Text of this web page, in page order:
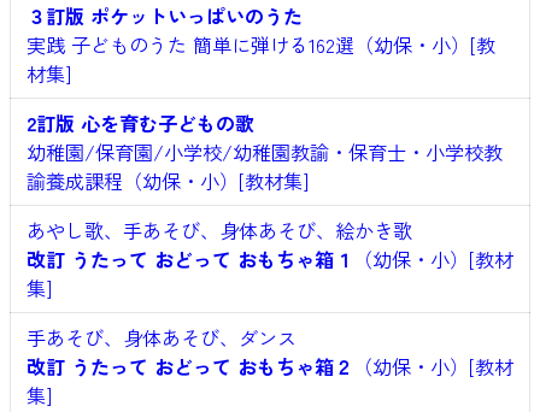
３訂版 ポケットいっぱいのうた
実践 子どものうた 簡単に弾ける162選（幼保・小）[教
材集]
2訂版 心を育む子どもの歌
幼稚園/保育園/小学校/幼稚園教諭・保育士・小学校教
諭養成課程（幼保・小）[教材集]
あやし歌、手あそび、身体あそび、絵かき歌
改訂 うたって おどって おもちゃ箱１
（幼保・小）[教材
集]
手あそび、身体あそび、ダンス
改訂 うたって おどって おもちゃ箱２ （幼保・小）[教材
集]